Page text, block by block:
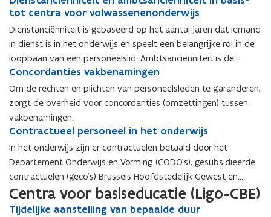
n
g
v
a
n
b
p
a
a
l
d
d
u
u
r
n
g
v
a
n
b
e
p
a
a
l
d
d
u
u
r
e
l
l
i
n
g
v
a
n
d
o
r
l
o
p
e
l
l
i
n
g
v
a
n
d
o
o
r
l
o
p
m
n
g
m
n
g
u
t
o
f
a
d
i
n
i
s
t
a
t
i
e
u
t
o
f
a
d
m
i
n
i
s
t
a
t
i
e
i
e
n
s
t
a
n
c
i
ë
n
i
t
e
tot centra voor volwassenenonderwijs
i
e
n
s
t
a
n
c
i
ë
n
n
i
t
e
Dienstanciënniteit is gebaseerd op het aantal jaren dat iemand
in dienst is in het onderwijs en speelt een belangrijke rol in de
loopbaan van een personeelslid. Ambtsanciënniteit is de
dienstanciënniteit in een bepaald ambt.
C
o
c
o
r
d
a
n
i
e
Concordanties vakbenamingen
C
o
c
o
r
d
a
n
i
e
Om de rechten en plichten van personeelsleden te garanderen,
zorgt de overheid voor concordanties (omzettingen) tussen
vakbenamingen.
C
o
t
r
a
c
Contractueel personeel in het onderwijs
C
o
t
r
a
c
In het onderwijs zijn er contractuelen betaald door het
Departement Onderwijs en Vorming (CODO’s), gesubsidieerde
contractuelen (geco’s) Brussels Hoofdstedelijk Gewest en
contractuelen onder het toepassingsgebied van de wet op de
arbeidsovereenkomsten.
Centra voor basiseducatie (Ligo-CBE)
T
Tijdelijke aanstelling van bepaalde duur
T